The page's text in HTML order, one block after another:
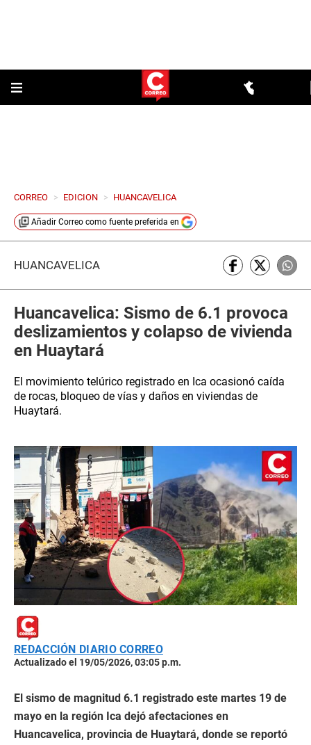
CORREO > EDICION > HUANCAVELICA
Añadir Correo como fuente preferida en
HUANCAVELICA
Huancavelica: Sismo de 6.1 provoca
deslizamientos y colapso de vivienda
en Huaytará
El movimiento telúrico registrado en Ica ocasionó caída
de rocas, bloqueo de vías y daños en viviendas de
Huaytará.
REDACCIÓN DIARIO CORREO
Actualizado el 19/05/2026, 03:05 p.m.
El sismo de magnitud 6.1 registrado este martes 19 de
mayo en la región Ica dejó afectaciones en
Huancavelica, provincia de Huaytará, donde se reportó